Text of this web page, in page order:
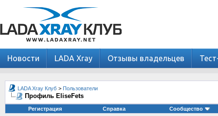
Новости LADA Xray Отзывы владельцев
LADA Xray Клуб > Пользователи
Профиль EliseFets
Регистрация Справка Сообщество